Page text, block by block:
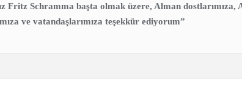
Fritz Schramma başta olmak üzere, Alman dostlarımıza,
ve vatandaşlarımıza teşekkür ediyorum”